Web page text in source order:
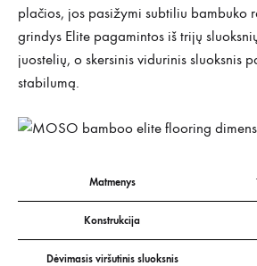
plačios, jos pasižymi subtiliu bambuko
grindys Elite pagamintos iš trijų
juostelių, o skersinis vidurinis sluoksnis
stabilumą.
Matmenys
Konstrukcija
Dėvimasis viršutinis sluoksnis